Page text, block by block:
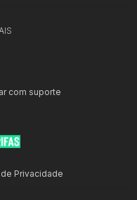
com suporte
Privacidade